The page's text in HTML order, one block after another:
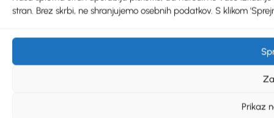
stran. Brez skrbi, ne shranjujemo osebnih podatkov. S klikom
Prikaz